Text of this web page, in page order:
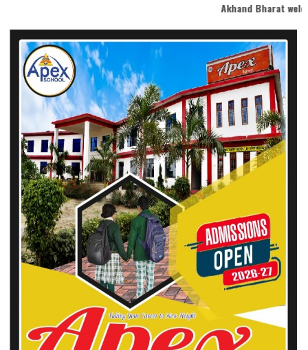
Akhand Bharat welcomes you